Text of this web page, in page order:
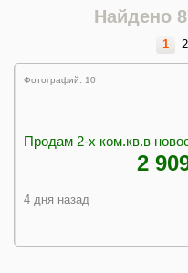
Найдено
1 2
Фотографий: 10
Продам 2-х ком.кв.в
2
4 дня назад